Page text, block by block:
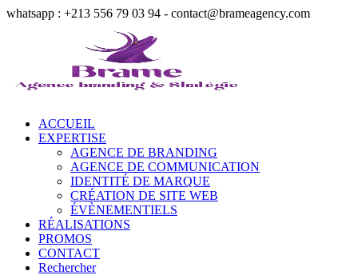
whatsapp : +213 556 79 03 94 - contact@brameagency.com
ACCUEIL
EXPERTISE
AGENCE DE BRANDING
AGENCE DE COMMUNICATION
IDENTITÉ DE MARQUE
CRÉATION DE SITE WEB
ÉVÈNEMENTIELS
RÉALISATIONS
PROMOS
CONTACT
Rechercher